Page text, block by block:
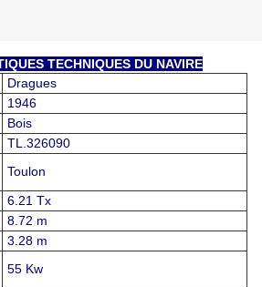
TECHNIQUES DU NAVIRE
Dragues
1946
Bois
TL.326090
Toulon
6.21 Tx
8.72 m
3.28 m
55 Kw